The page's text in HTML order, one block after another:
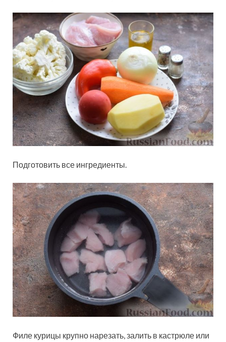
Подготовить все ингредиенты.
Филе курицы крупно нарезать, залить в кастрюле или